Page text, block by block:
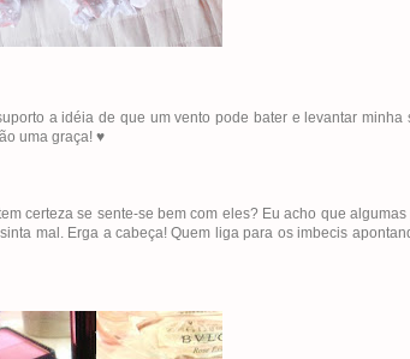
a idéia de que um vento pode bater e levantar minha
uma graça! ♥
certeza se sente-se bem com eles? Eu acho que
mal. Erga a cabeça! Quem liga para os imbecis